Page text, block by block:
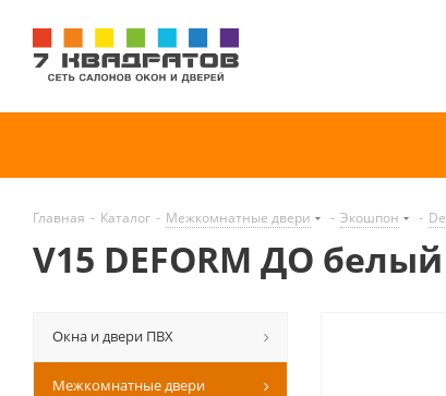
Главная - Каталог - Межкомнатные двери - Экошпон -
V15 DEFORM ДО
Окна и двери ПВХ
Межкомнатные двери